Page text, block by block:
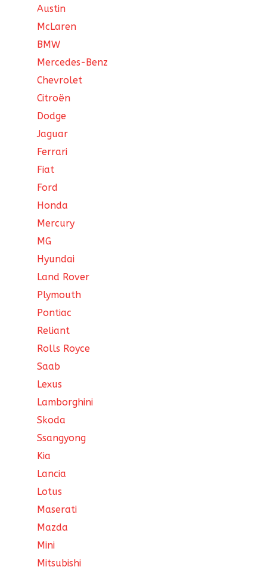
Austin
McLaren
BMW
Mercedes-Benz
Chevrolet
Citroën
Dodge
Jaguar
Ferrari
Fiat
Ford
Honda
Mercury
MG
Hyundai
Land Rover
Plymouth
Pontiac
Reliant
Rolls Royce
Saab
Lexus
Lamborghini
Skoda
Ssangyong
Kia
Lancia
Lotus
Maserati
Mazda
Mini
Mitsubishi